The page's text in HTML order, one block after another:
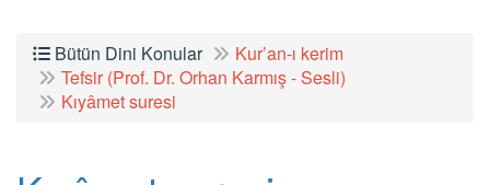
Bütün Dini Konular
Kur’an-ı kerim
Tefsir (Prof. Dr. Orhan Karmış - Sesli)
Kıyâmet suresi